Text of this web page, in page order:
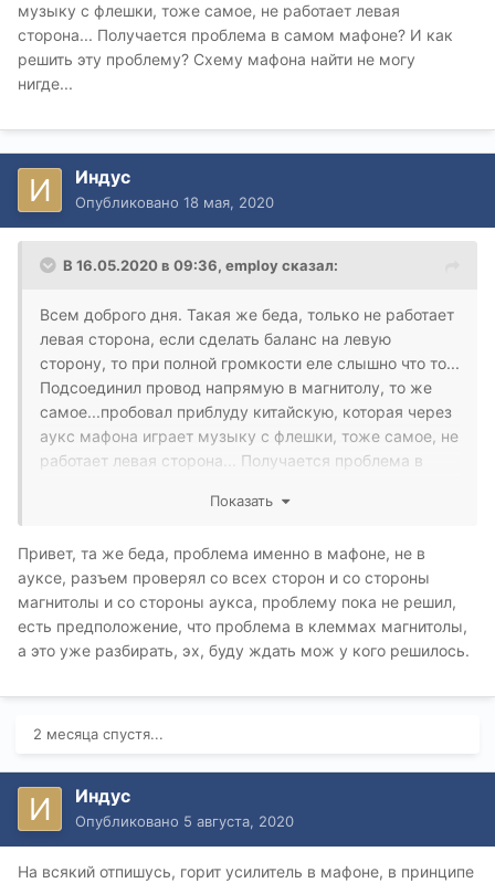
музыку с флешки, тоже самое, не работает левая
сторона... Получается проблема в самом мафоне? И как
решить эту проблему? Схему мафона найти не могу
нигде...
Индус
Опубликовано 18 мая, 2020
В 16.05.2020 в 09:36, employсказал:
Всем доброго дня. Такая же беда, только не работает
левая сторона, если сделать баланс на левую
сторону, то при полной громкости еле слышно что то...
Подсоединил провод напрямую в магнитолу, то же
самое...пробовал приблуду китайскую, которая через
аукс мафона играет музыку с флешки, тоже самое, не
работает левая сторона... Получается проблема в
мафона найти не могу нигде...
Показать
Привет, та же беда, проблема именно в мафоне, не в
ауксе, разъем проверял со всех сторон и со стороны
магнитолы и со стороны аукса, проблему пока не решил,
есть предположение, что проблема в клеммах магнитолы,
а это уже разбирать, эх, буду ждать мож у кого решилось.
2 месяца спустя...
Индус
Опубликовано 5 августа, 2020
На всякий отпишусь, горит усилитель в мафоне, в принципе